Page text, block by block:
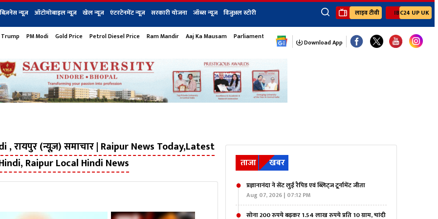
बिज़नेस न्यूज़ ऑटोमोबाइल न्यूज़ खेल न्यूज़ एंटरटेनमेंट न्यूज़ सरकारी योजना जॉब्स न्यूज विजुअल स्टोरी
×
बिज़नेस टेक न्यूज धर्म ऑटोमोबाइल एंटरटेनमेंट खेल जॉब्स न्यूज Youtube Channels
Ibc24 Bastar
लाइव टीवी IBC24 UP UK
PM Modi Gold Price Petrol Diesel Price Ram Mandir Aaj Ka Mausam Parliament Monsoon Session
Download App
रायपुर (न्यूज़) समाचार | Raipur News Today,Latest
Raipur Local Hindi News
ताजा खबर
प्रज्ञानानंदा ने सेंट लुई रैपिड एवं ब्लिट्ज टूर्नामेंट जीता
Aug 07, 2026 | 07:12 PM
सोना 200 रुपये बढ़कर 1.54 लाख रुपये प्रति 10 ग्राम, चांदी